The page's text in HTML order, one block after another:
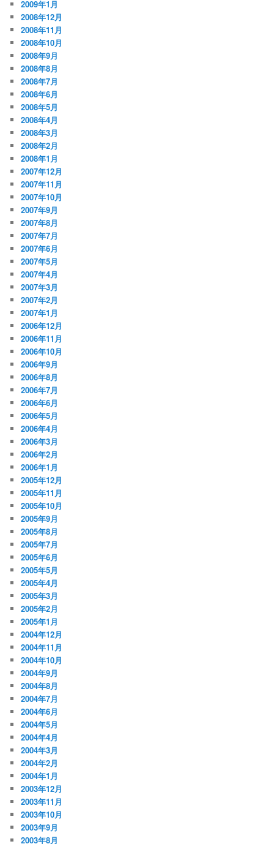
2009年1月
2008年12月
2008年11月
2008年10月
2008年9月
2008年8月
2008年7月
2008年6月
2008年5月
2008年4月
2008年3月
2008年2月
2008年1月
2007年12月
2007年11月
2007年10月
2007年9月
2007年8月
2007年7月
2007年6月
2007年5月
2007年4月
2007年3月
2007年2月
2007年1月
2006年12月
2006年11月
2006年10月
2006年9月
2006年8月
2006年7月
2006年6月
2006年5月
2006年4月
2006年3月
2006年2月
2006年1月
2005年12月
2005年11月
2005年10月
2005年9月
2005年8月
2005年7月
2005年6月
2005年5月
2005年4月
2005年3月
2005年2月
2005年1月
2004年12月
2004年11月
2004年10月
2004年9月
2004年8月
2004年7月
2004年6月
2004年5月
2004年4月
2004年3月
2004年2月
2004年1月
2003年12月
2003年11月
2003年10月
2003年9月
2003年8月